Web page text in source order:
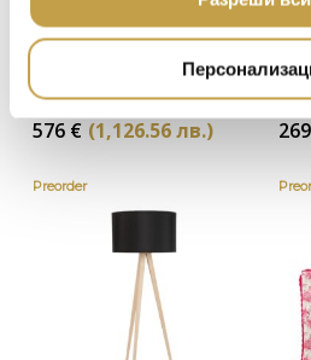
Midnight Blue
576 € (1,126.56 лв.) 269
Preorder